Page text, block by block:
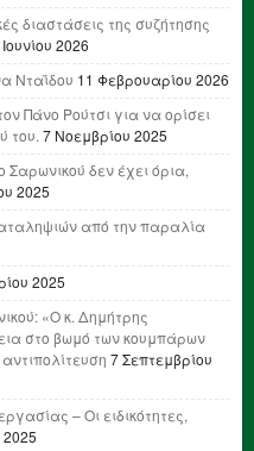
διαστάσεις της συζήτησης
2026
Νταΐδου 11 Φεβρουαρίου 2026
Πάνο Ρούτσι για να ορίσει
του. 7 Νοεμβρίου 2025
δεν έχει όρια,
2025
από την παραλία
2025
«Ο κ. Δημήτρης
στο βωμό των κουμπάρων
7 Σεπτεμβρίου
– Οι ειδικότητες,